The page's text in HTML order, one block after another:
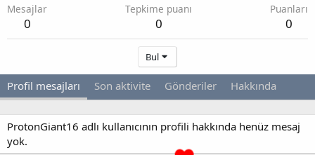
Mesajlar
0
Tepkime puanı
0
Puanları
0
Bul
Profil mesajları Son aktivite Gönderiler Hakkında
ProtonGiant16 adlı kullanıcının profili hakkında henüz mesaj
yok.